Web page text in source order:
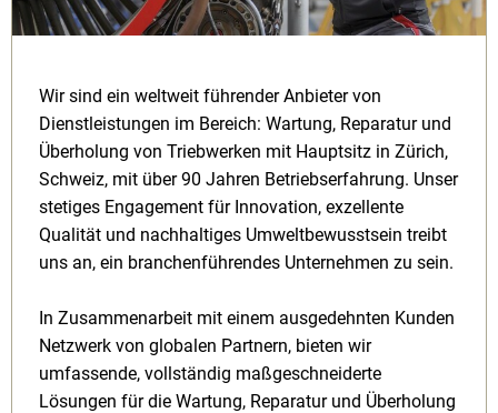
Wir sind ein weltweit führender Anbieter von
Dienstleistungen im Bereich: Wartung, Reparatur und
Überholung von Triebwerken mit Hauptsitz in Zürich,
Schweiz, mit über 90 Jahren Betriebserfahrung. Unser
stetiges Engagement für Innovation, exzellente
Qualität und nachhaltiges Umweltbewusstsein treibt
uns an, ein branchenführendes Unternehmen zu sein.
In Zusammenarbeit mit einem ausgedehnten Kunden
Netzwerk von globalen Partnern, bieten wir
umfassende, vollständig maßgeschneiderte
Lösungen für die Wartung, Reparatur und Überholung